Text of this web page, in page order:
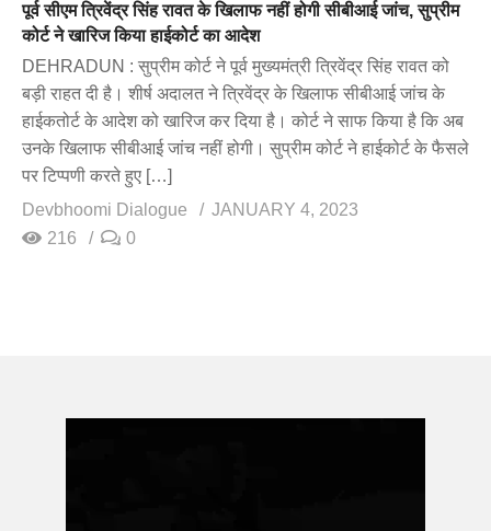
पूर्व सीएम त्रिवेंद्र सिंह रावत के खिलाफ नहीं होगी सीबीआई जांच, सुप्रीम
कोर्ट ने खारिज किया हाईकोर्ट का आदेश
DEHRADUN : सुप्रीम कोर्ट ने पूर्व मुख्यमंत्री त्रिवेंद्र सिंह रावत को
बड़ी राहत दी है। शीर्ष अदालत ने त्रिवेंद्र के खिलाफ सीबीआई जांच के
हाईकतोर्ट के आदेश को खारिज कर दिया है। कोर्ट ने साफ किया है कि अब
उनके खिलाफ सीबीआई जांच नहीं होगी। सुप्रीम कोर्ट ने हाईकोर्ट के फैसले
पर टिप्पणी करते हुए […]
Devbhoomi Dialogue
JANUARY 4, 2023
216
0